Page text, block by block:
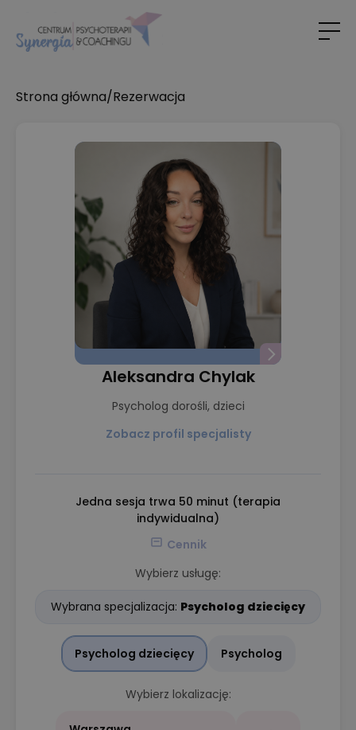
Strona główna/Rezerwacja
Aleksandra Chylak
Psycholog dorośli, dzieci
Zobacz profil specjalisty
Jedna sesja trwa 50 minut (terapia
indywidualna)
Cennik
Wybierz usługę:
Wybrana specjalizacja: Psycholog dziecięcy
Psycholog dziecięcy Psycholog
Wybierz lokalizację: